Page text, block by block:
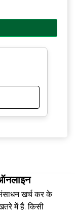
खर्च कर के
में है. किसी